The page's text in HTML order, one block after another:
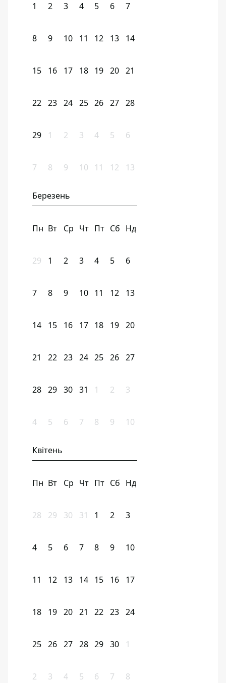
1 2 3 4 5 6 7
8 9 10 11 12 13 14
15 16 17 18 19 20 21
22 23 24 25 26 27 28
29 1 2 3 4 5 6
7 8 9 10 11 12 13
Березень
Пн Вт Ср Чт Пт Сб Нд
29 1 2 3 4 5 6
7 8 9 10 11 12 13
14 15 16 17 18 19 20
21 22 23 24 25 26 27
28 29 30 31 1 2 3
4 5 6 7 8 9 10
Квітень
Пн Вт Ср Чт Пт Сб Нд
28 29 30 31 1 2 3
4 5 6 7 8 9 10
11 12 13 14 15 16 17
18 19 20 21 22 23 24
25 26 27 28 29 30 1
2 3 4 5 6 7 8